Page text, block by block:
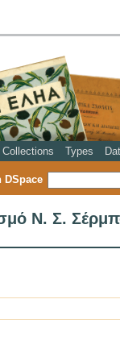
Collections Types
DSpace
Ν. Σ.